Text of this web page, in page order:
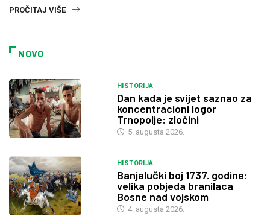
PROČITAJ VIŠE
NOVO
HISTORIJA
Dan kada je svijet saznao za
koncentracioni logor
Trnopolje: zločini
5. augusta 2026.
HISTORIJA
Banjalučki boj 1737. godine:
velika pobjeda branilaca
Bosne nad vojskom
4. augusta 2026.